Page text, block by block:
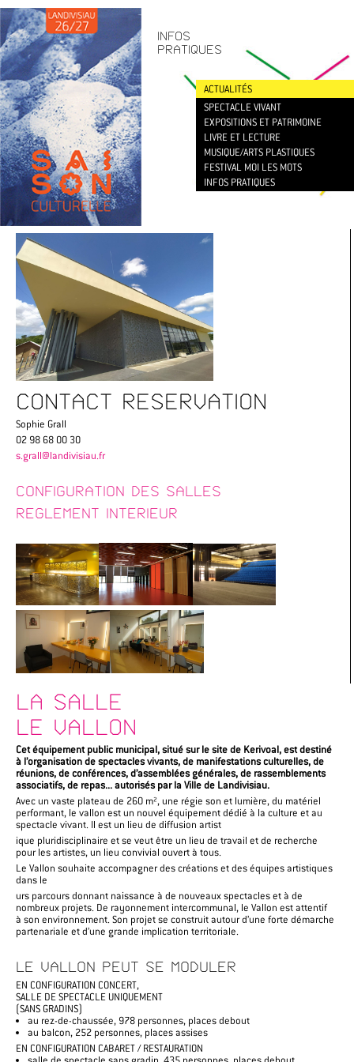
INFOS
PRATIQUES
ACTUALITÉS
SPECTACLE VIVANT
EXPOSITIONS ET PATRIMOINE
LIVRE ET LECTURE
MUSIQUE/ARTS PLASTIQUES
FESTIVAL MOI LES MOTS
INFOS PRATIQUES
CONTACT RESERVATION
Sophie Grall
02 98 68 00 30
s.grall@landivisiau.fr
CONFIGURATION DES SALLES
REGLEMENT INTERIEUR
LA SALLE
LE VALLON
Cet équipement public municipal, situé sur le site de Kerivoal, est destiné
à l’organisation de spectacles vivants, de manifestations culturelles, de
réunions, de conférences, d’assemblées générales, de rassemblements
associatifs, de repas... autorisés par la Ville de Landivisiau.
Avec un vaste plateau de 260 m², une régie son et lumière, du matériel
performant, le vallon est un nouvel équipement dédié à la culture et au
spectacle vivant. Il est un lieu de diffusion artist
ique pluridisciplinaire et se veut être un lieu de travail et de recherche
pour les artistes, un lieu convivial ouvert à tous.
Le Vallon souhaite accompagner des créations et des équipes artistiques
dans le
urs parcours donnant naissance à de nouveaux spectacles et à de
nombreux projets. De rayonnement intercommunal, le Vallon est attentif
à son environnement. Son projet se construit autour d’une forte démarche
partenariale et d’une grande implication territoriale.
LE VALLON PEUT SE MODULER
EN CONFIGURATION CONCERT,
SALLE DE SPECTACLE UNIQUEMENT
(SANS GRADINS)
au rez-de-chaussée, 978 personnes, places debout
au balcon, 252 personnes, places assises
EN CONFIGURATION CABARET / RESTAURATION